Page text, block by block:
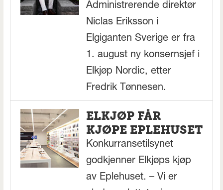
Administrerende direktør
Niclas Eriksson i
Elgiganten Sverige er fra
1. august ny konsernsjef i
Elkjøp Nordic, etter
Fredrik Tønnesen.
ELKJØP FÅR
KJØPE EPLEHUSET
Konkurransetilsynet
godkjenner Elkjøps kjøp
av Eplehuset. – Vi er